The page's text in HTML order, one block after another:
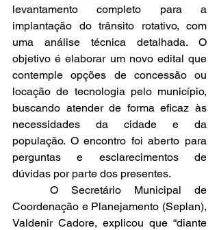
levantamento completo para a
implantação do trânsito rotativo, com
uma análise técnica detalhada. O
objetivo é elaborar um novo edital que
contemple opções de concessão ou
locação de tecnologia pelo município,
buscando atender de forma eficaz às
necessidades da cidade e da
população. O encontro foi aberto para
perguntas e esclarecimentos de
dúvidas por parte dos presentes.
Coordenação e Planejamento (Seplan),
Valdenir Cadore, explicou que “diante